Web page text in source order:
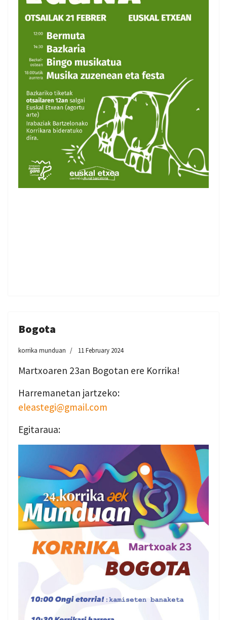
Bogota
korrika munduan 11 February 2024
Martxoaren 23an Bogotan ere Korrika!
Harremanetan jartzeko:
eleastegi@gmail.com
Egitaraua: